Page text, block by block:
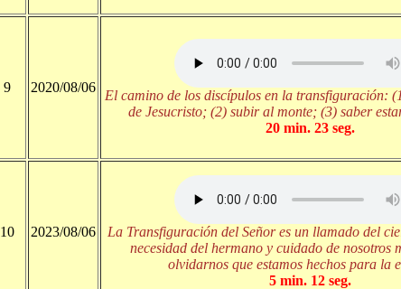
9 2020/08/06
El camino de los discípulos en la transfiguración:
de Jesucristo; (2) subir al monte; (3) saber
20 min. 23 seg.
10 2023/08/06
La Transfiguración del Señor es un llamado del
necesidad del hermano y cuidado de nosotros
olvidarnos que estamos hechos para la
5 min. 12 seg.